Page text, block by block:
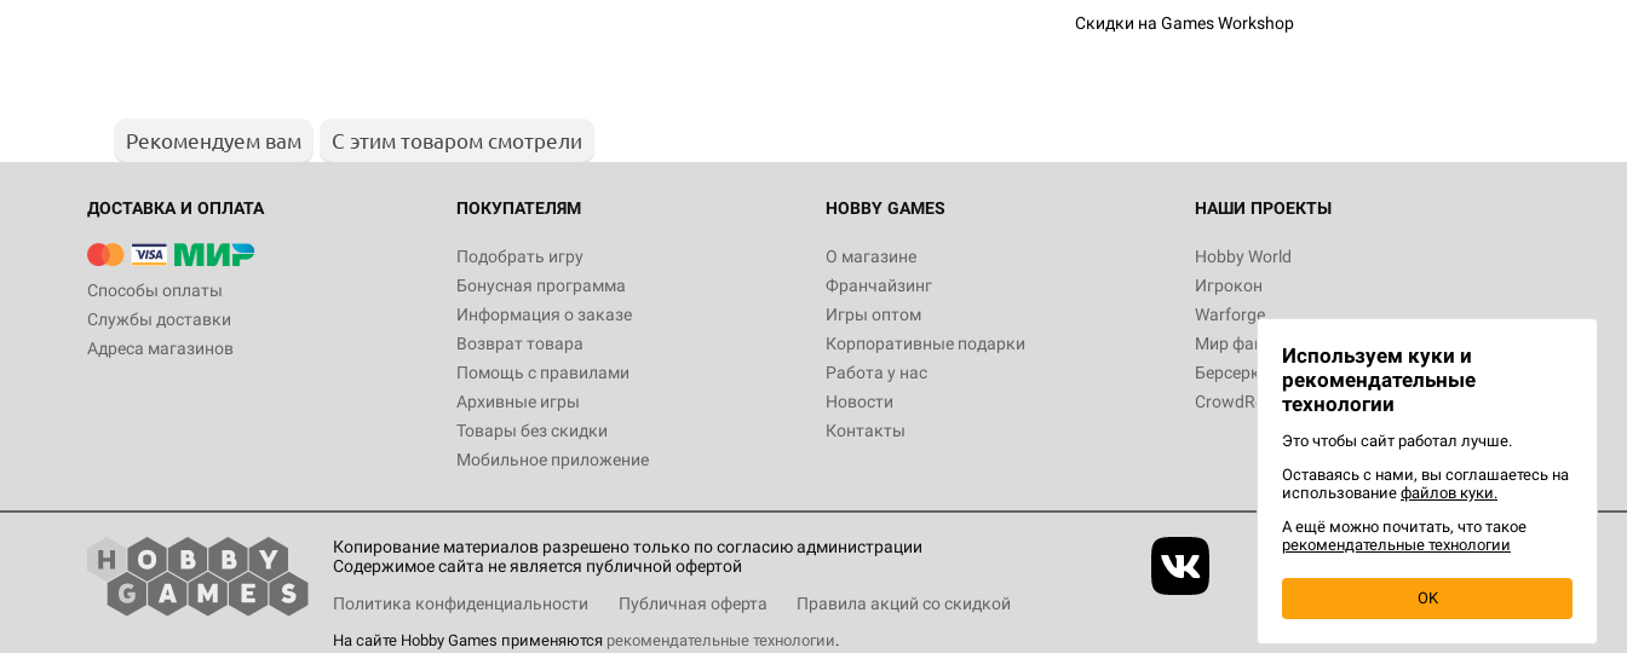
Скидки на Games Workshop
Рекомендуем вам С этим товаром смотрели
ДОСТАВКА И ОПЛАТА
Способы оплаты
Службы доставки
Адреса магазинов
ПОКУПАТЕЛЯМ
Подобрать игру
Бонусная программа
Информация о заказе
Возврат товара
Помощь с правилами
Архивные игры
Товары без скидки
Мобильное приложение
HOBBY GAMES
О магазине
Франчайзинг
Игры оптом
Корпоративные подарки
Работа у нас
Новости
Контакты
НАШИ ПРОЕКТЫ
Hobby World
Игрокон
Warforge
Мир фантастики
Берсерк
CrowdRepublic
Копирование материалов разрешено только по согласию администрации
Содержимое сайта не является публичной офертой
Политика конфиденциальности
Публичная оферта Правила акций со скидкой
На сайте Hobby Games применяются рекомендательные технологии.
Используем куки и
рекомендательные
технологии
Это чтобы сайт работал лучше.
Оставаясь с нами, вы соглашаетесь на
использование файлов куки.
А ещё можно почитать, что такое
рекомендательные технологии
OK